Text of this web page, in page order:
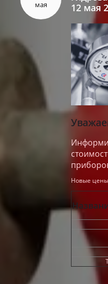
мая
12 мая
Новые